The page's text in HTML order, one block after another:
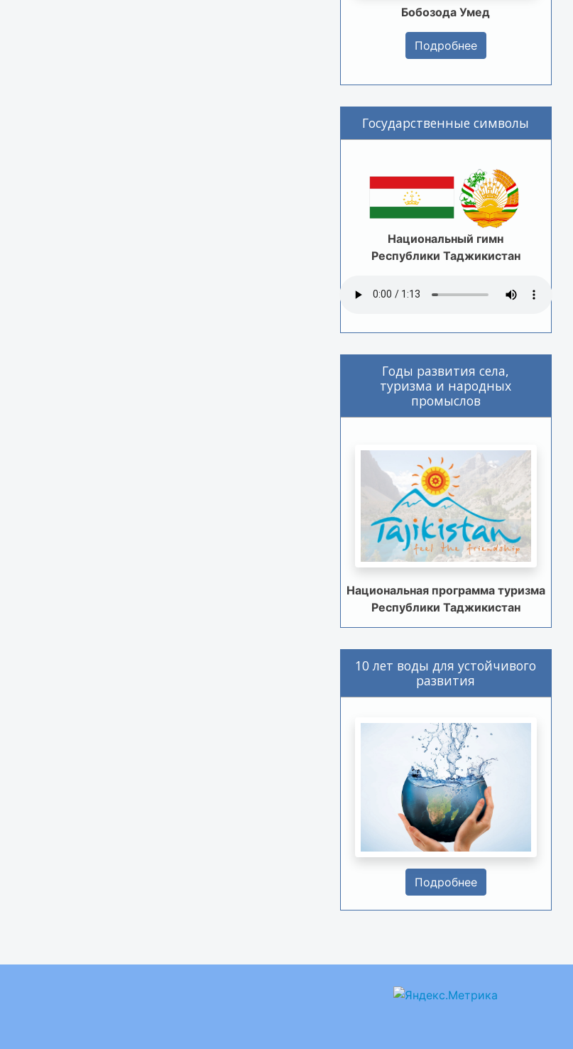
Бобозода Умед
Подробнее
Государственные символы
Национальный гимн
Республики Таджикистан
Годы развития села,
туризма и народных
промыслов
Национальная программа туризма
Республики Таджикистан
10 лет воды для устойчивого
развития
Подробнее